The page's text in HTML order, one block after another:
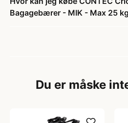
Bagagebærer - MIK - Max 25
Du er måske